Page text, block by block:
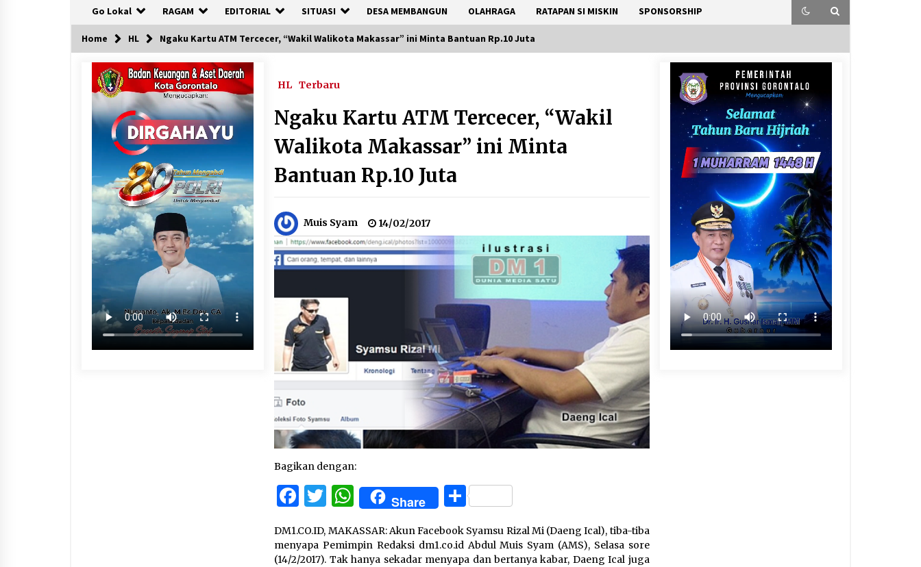
Go Lokal RAGAM EDITORIAL SITUASI DESA MEMBANGUN OLAHRAGA RATAPAN SI MISKIN SPONSORSHIP
Home HL Ngaku Kartu ATM Tercecer, “Wakil Walikota Makassar” ini Minta Bantuan Rp.10 Juta
HL Terbaru
Ngaku Kartu ATM Tercecer, “Wakil
Walikota Makassar” ini Minta
Bantuan Rp.10 Juta
Muis Syam 14/02/2017
Bagikan dengan:
Facebook
Twitter
WhatsApp
Share Share
DM1.CO.ID, MAKASSAR: Akun Facebook Syamsu Rizal Mi (Daeng Ical), tiba-tiba
menyapa Pemimpin Redaksi dm1.co.id Abdul Muis Syam (AMS), Selasa sore
(14/2/2017). Tak hanya sekadar menyapa dan bertanya kabar, Daeng Ical juga